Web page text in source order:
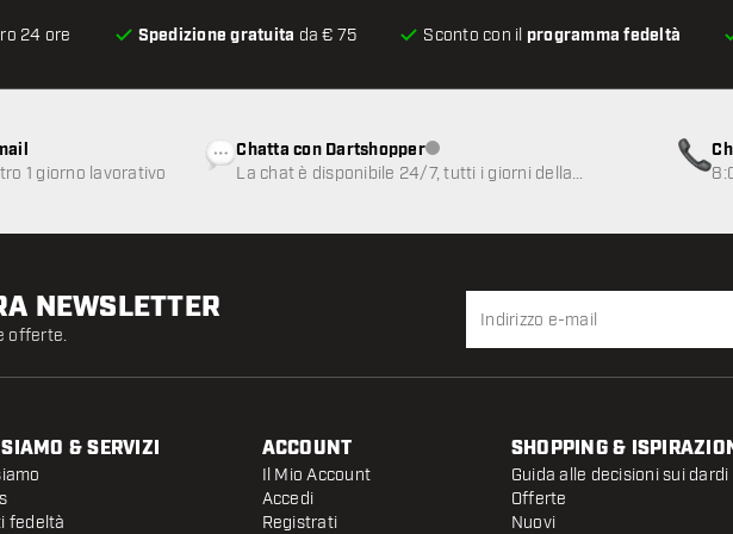
24 ore Spedizione gratuita da € 75 Sconto con il programma fedeltà
1 giorno lavorativo
Chatta con DartshopperServizio clienti non disponibile
La chat è disponibile 24/7, tutti i giorni della
NEWSLETTER
offerte.
& SERVIZI
fedeltà
ACCOUNT
Il Mio Account
Accedi
Registrati
SHOPPING &
Guida alle decisioni sui dardi
Offerte
Nuovi